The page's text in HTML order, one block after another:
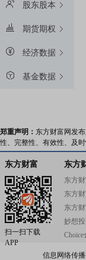
股东股本
期货期权
经济数据
基金数据
郑重声明： 东方财富网发
性、完整性、有效性、及
东方财富
扫一扫下载
APP
东方
东方
东方
东方
妙想
信息网络传